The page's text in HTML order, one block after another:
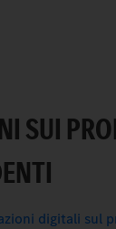
SUI
digitali sul